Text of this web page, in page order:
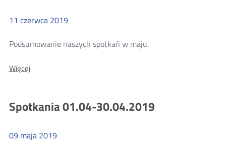
11 czerwca 2019
Podsumowanie naszych spotkań w maju.Więcej
Więcej
Spotkania 01.04-30.04.2019
09 maja 2019